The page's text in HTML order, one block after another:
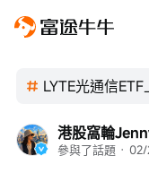
LYTE光通信
港股窩輪
參與了話題 · 02/